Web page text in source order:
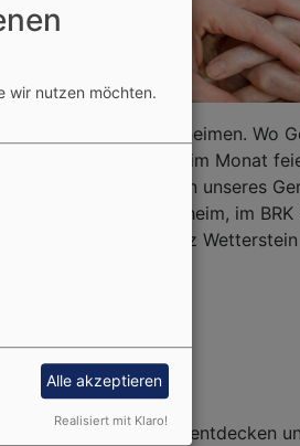
... in den Altenheimen. Wo
uns ist. Einmal im Monat
Seniorenheimen unseres
AWO-Seniorenheim, im
und im Ruhesitz Wetterstein
unterwegs sein, Neues entdecken
wir nutzen möchten.
Alle akzeptieren
Realisiert mit Klaro!